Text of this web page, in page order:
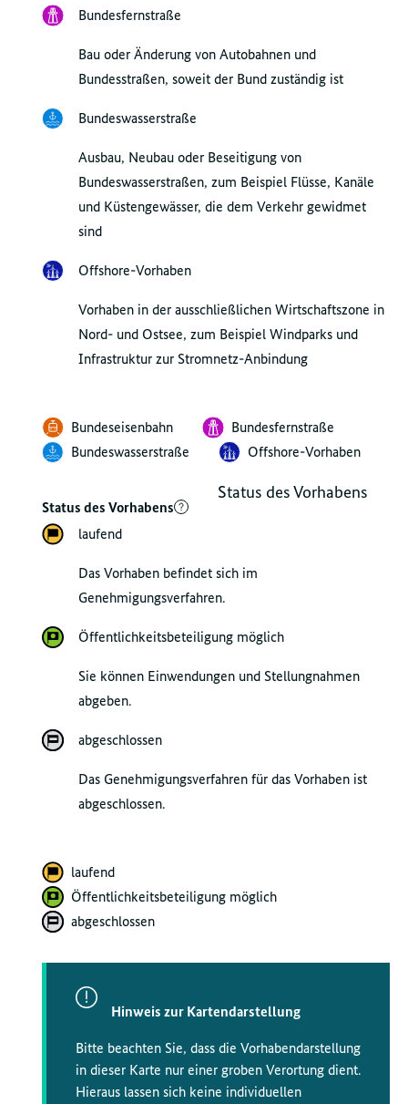
Bundesfernstraße
Bau oder Änderung von Autobahnen und
Bundesstraßen, soweit der Bund zuständig ist
Bundeswasserstraße
Ausbau, Neubau oder Beseitigung von
Bundeswasserstraßen, zum Beispiel Flüsse, Kanäle
und Küstengewässer, die dem Verkehr gewidmet
sind
Offshore-Vorhaben
Vorhaben in der ausschließlichen Wirtschaftszone in
Nord- und Ostsee, zum Beispiel Windparks und
Infrastruktur zur Stromnetz-Anbindung
Bundeseisenbahn
Bundesfernstraße
Bundeswasserstraße
Offshore-Vorhaben
Status des Vorhabens
Status des Vorhabens
laufend
Das Vorhaben befindet sich im
Genehmigungsverfahren.
Öffentlichkeitsbeteiligung möglich
Sie können Einwendungen und Stellungnahmen
abgeben.
abgeschlossen
Das Genehmigungsverfahren für das Vorhaben ist
abgeschlossen.
laufend
Öffentlichkeitsbeteiligung möglich
abgeschlossen
Hinweis zur Kartendarstellung
Bitte beachten Sie, dass die Vorhabendarstellung
in dieser Karte nur einer groben Verortung dient.
Hieraus lassen sich keine individuellen